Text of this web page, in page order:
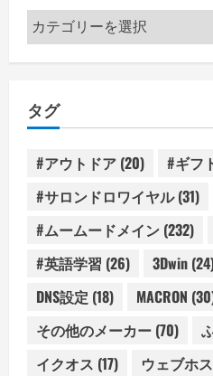
カ
テ
ゴ
ー
タグ
#アウトドア (20) #ギフ
#サロンドロワイヤル(31)
#ムームードメイン (232)
#英語学習 (26) 3Dwin
DNS設定 (18) MACRON
その他のメーカー (70)
イクオス (17) ウェブホ